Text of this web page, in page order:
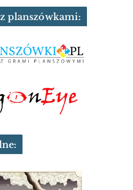
planszówkami: